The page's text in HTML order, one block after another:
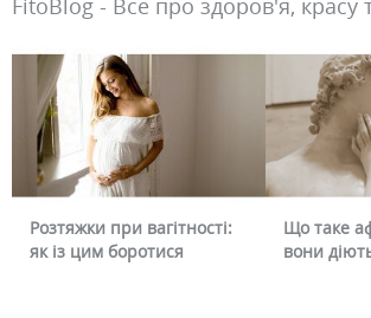
FitoBlog - Все про здоров'я, красу
Що таке афродизіаки і як
вони діють